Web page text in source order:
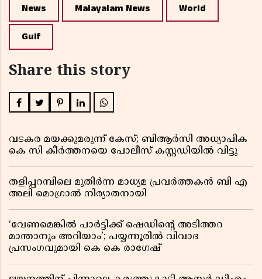
News Malayalam News World
Gulf
Share this story
വടകര മയക്കുമരുന്ന് കേസ്; ബിആർസി അധ്യാപിക
കെ സി കീർത്തനയെ പോലീസ് കസ്റ്റഡിയിൽ വിട്ടു
തളിപ്പറമ്പിലെ മുതിർന്ന മാധ്യമ പ്രവർത്തകൻ ബി എ
അലി മൊഗ്രാൽ നിര്യാതനായി
‘വേണമെങ്കിൽ പാർട്ടിക്ക് ഷെഡിൻ്റെ അടിത്തറ
മാന്താനും അറിയാം’; പയ്യന്നൂരിൽ വിവാദ
പ്രസംഗവുമായി കെ കെ രാഗേഷ്